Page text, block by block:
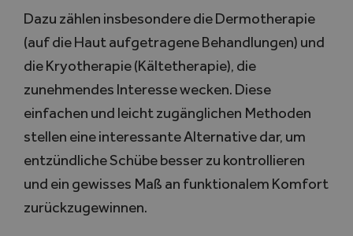
Dazu zählen insbesondere die Dermotherapie
(auf die Haut aufgetragene Behandlungen) und
die Kryotherapie (Kältetherapie), die
zunehmendes Interesse wecken. Diese
einfachen und leicht zugänglichen Methoden
stellen eine interessante Alternative dar, um
entzündliche Schübe besser zu kontrollieren
und ein gewisses Maß an funktionalem Komfort
zurückzugewinnen.